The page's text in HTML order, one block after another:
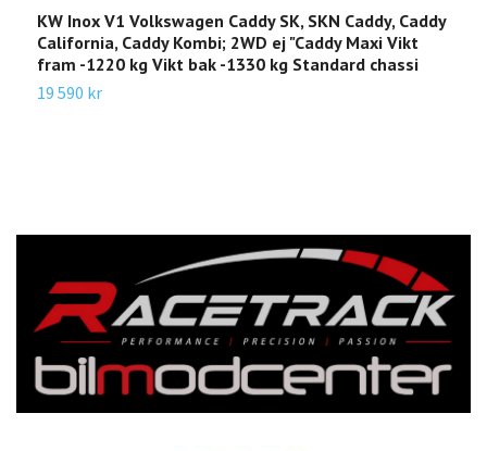
KW Inox V1 Volkswagen Caddy SK, SKN Caddy, Caddy
California, Caddy Kombi; 2WD ej "Caddy Maxi Vikt
fram -1220 kg Vikt bak -1330 kg Standard chassi
19 590 kr